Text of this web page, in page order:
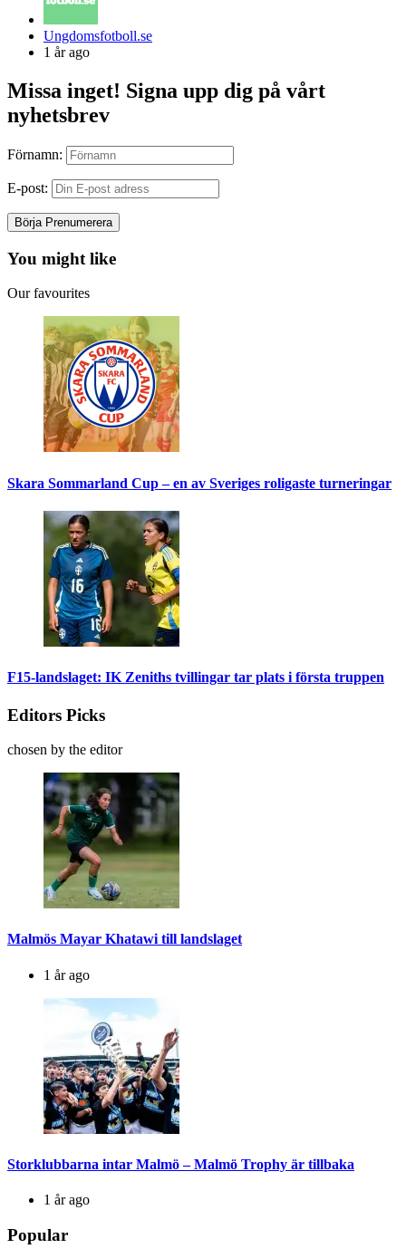
Posted
by
Ungdomsfotboll.se
1 år ago
Missa inget! Signa upp dig på vårt
nyhetsbrev
Förnamn:
E-post:
You might like
Our favourites
Skara Sommarland Cup – en av Sveriges roligaste turneringar
F15-landslaget: IK Zeniths tvillingar tar plats i första truppen
Editors Picks
chosen by the editor
Malmös Mayar Khatawi till landslaget
1 år ago
Storklubbarna intar Malmö – Malmö Trophy är tillbaka
1 år ago
Popular